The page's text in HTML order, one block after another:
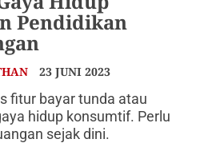
Pendidikan
23 JUNI 2023
fitur bayar tunda atau
hidup konsumtif. Perlu
sejak dini.